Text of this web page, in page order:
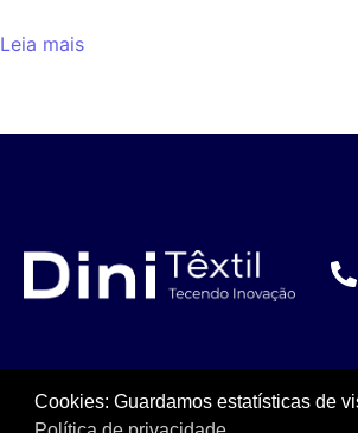
Leia mais
Cookies: Guardamos estatísticas de